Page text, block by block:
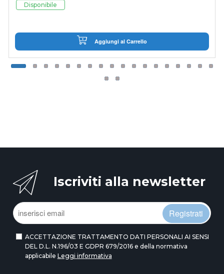
Disponibile
Aggiungi al Carrello
Iscriviti alla newsletter
Registrati
ACCETTAZIONE TRATTAMENTO DATI PERSONALI AI SENSI
DEL D.L. N.196/03 E GDPR 679/2016 e della normativa
applicabile Leggi informativa